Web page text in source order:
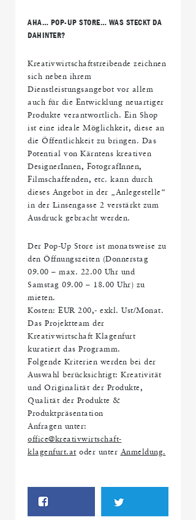
AHA… POP-UP STORE… WAS STECKT DA
DAHINTER?
Kreativwirtschaftstreibende zeichnen
sich neben ihrem
Dienstleistungsangebot vor allem
auch für die Entwicklung neuartiger
Produkte verantwortlich. Ein Shop
ist eine ideale Möglichkeit, diese an
die Öffentlichkeit zu bringen. Das
Potential von Kärntens kreativen
DesignerInnen, FotografInnen,
Filmschaffenden, etc. kann durch
dieses Angebot in der „Anlegestelle“
in der Linsengasse 2 verstärkt zum
Ausdruck gebracht werden.
Der Pop-Up Store ist monatsweise zu
den Öffnungszeiten (Donnerstag
09.00 – max. 22.00 Uhr und
Samstag 09.00 – 18.00 Uhr) zu
mieten.
Kosten: EUR 200,- exkl. Ust/Monat.
Das Projektteam der
Kreativwirtschaft Klagenfurt
kuratiert das Programm.
Folgende Kriterien werden bei der
Auswahl berücksichtigt: Kreativität
und Originalität der Produkte,
Qualität der Produkte &
Produktpräsentation
Anfragen unter:
office@kreativwirtschaft-
klagenfurt.at oder unter Anmeldung.